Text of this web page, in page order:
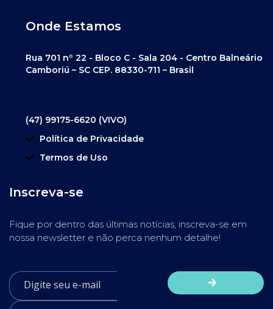
Onde Estamos
Rua 701 nº 22 - Bloco C - Sala 204 - Centro Balneário
Camboriú – SC CEP. 88330-711 – Brasil
(47) 99175-6620 (VIVO)
Política de Privacidade
Termos de Uso
Inscreva-se
Fique por dentro das últimas notícias, inscreva-se em
nossa newsletter e não perca nenhum detalhe!